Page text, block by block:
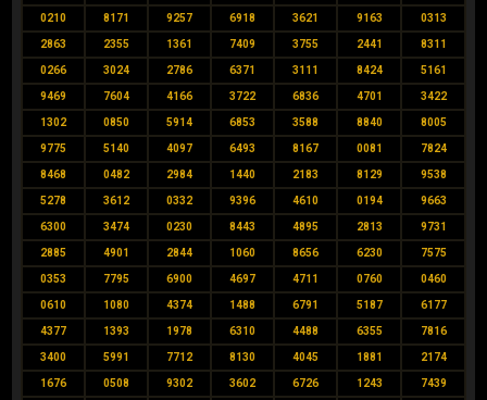
0210 8171 9257 6918 3621 9163 0313
2863 2355 1361 7409 3755 2441 8311
0266 3024 2786 6371 3111 8424 5161
9469 7604 4166 3722 6836 4701 3422
1302 0850 5914 6853 3588 8840 8005
9775 5140 4097 6493 8167 0081 7824
8468 0482 2984 1440 2183 8129 9538
5278 3612 0332 9396 4610 0194 9663
6300 3474 0230 8443 4895 2813 9731
2885 4901 2844 1060 8656 6230 7575
0353 7795 6900 4697 4711 0760 0460
0610 1080 4374 1488 6791 5187 6177
4377 1393 1978 6310 4488 6355 7816
3400 5991 7712 8130 4045 1881 2174
1676 0508 9302 3602 6726 1243 7439